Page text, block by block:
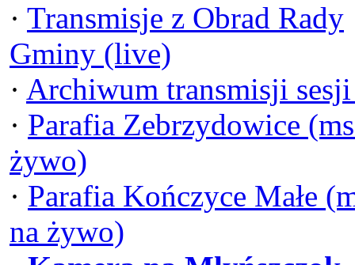
· Transmisje z Obrad Rady
Gminy (live)
· Archiwum transmisji
· Parafia Zebrzydowice
żywo)
· Parafia Kończyce Małe
na żywo)